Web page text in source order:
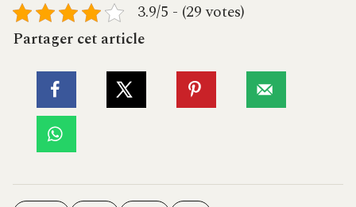
3.9/5 - (29 votes)
Partager cet article